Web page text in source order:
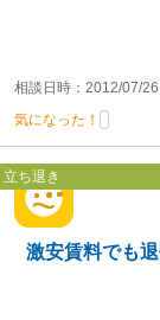
相談日時：2012/07/26
気になった！
激安賃料でも
立ち退き